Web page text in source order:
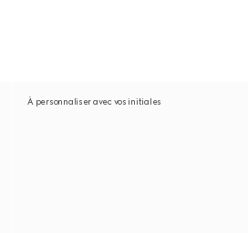
À personnaliser avec vos initiales